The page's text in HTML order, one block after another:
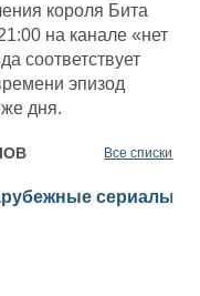
короля Бита
на канале «нет
соответствует
эпизод
же дня.
Все списки
сериалы